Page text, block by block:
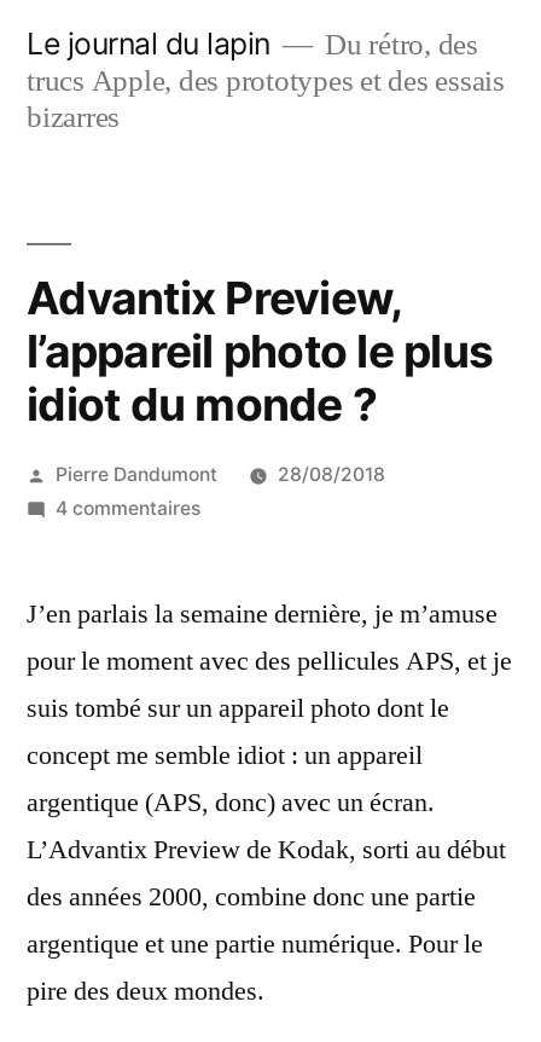
contenu
Le journal du lapin
Du rétro, des
trucs Apple, des prototypes et des essais
bizarres
Advantix Preview,
l’appareil photo le plus
idiot du monde ?
Publié
par
Pierre Dandumont
28/08/2018
4 commentairessur
l’appareil
le
plus
idiot
monde
?
J’en parlais la semaine dernière, je m’amuse
pour le moment avec des pellicules APS, et je
suis tombé sur un appareil photo dont le
concept me semble idiot : un appareil
argentique (APS, donc) avec un écran.
L’Advantix Preview de Kodak, sorti au début
des années 2000, combine donc une partie
argentique et une partie numérique. Pour le
pire des deux mondes.